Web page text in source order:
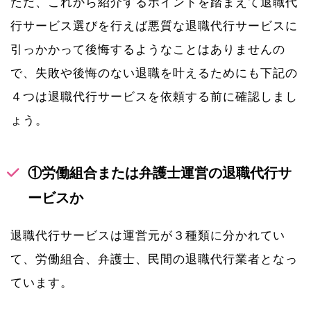
行サービス選びを行えば悪質な退職代行サービスに
引っかかって後悔するようなことはありませんの
で、失敗や後悔のない退職を叶えるためにも下記の
４つは退職代行サービスを依頼する前に確認しまし
ょう。
①労働組合または弁護士運営の退職代行サ
ービスか
退職代行サービスは運営元が３種類に分かれてい
て、労働組合、弁護士、民間の退職代行業者となっ
ています。